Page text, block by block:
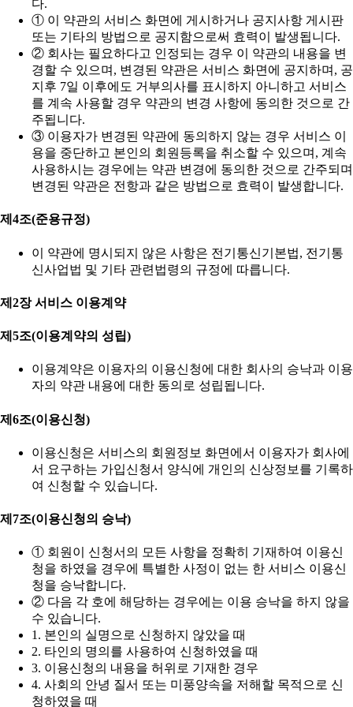
다.
① 이 약관의 서비스 화면에 게시하거나 공지사항 게시판
또는 기타의 방법으로 공지함으로써 효력이 발생됩니다.
② 회사는 필요하다고 인정되는 경우 이 약관의 내용을 변
경할 수 있으며, 변경된 약관은 서비스 화면에 공지하며, 공
지후 7일 이후에도 거부의사를 표시하지 아니하고 서비스
를 계속 사용할 경우 약관의 변경 사항에 동의한 것으로 간
주됩니다.
③ 이용자가 변경된 약관에 동의하지 않는 경우 서비스 이
용을 중단하고 본인의 회원등록을 취소할 수 있으며, 계속
사용하시는 경우에는 약관 변경에 동의한 것으로 간주되며
변경된 약관은 전항과 같은 방법으로 효력이 발생합니다.
제4조(준용규정)
이 약관에 명시되지 않은 사항은 전기통신기본법, 전기통
신사업법 및 기타 관련법령의 규정에 따릅니다.
제2장 서비스 이용계약
제5조(이용계약의 성립)
이용계약은 이용자의 이용신청에 대한 회사의 승낙과 이용
자의 약관 내용에 대한 동의로 성립됩니다.
제6조(이용신청)
이용신청은 서비스의 회원정보 화면에서 이용자가 회사에
서 요구하는 가입신청서 양식에 개인의 신상정보를 기록하
여 신청할 수 있습니다.
제7조(이용신청의 승낙)
① 회원이 신청서의 모든 사항을 정확히 기재하여 이용신
청을 하였을 경우에 특별한 사정이 없는 한 서비스 이용신
청을 승낙합니다.
② 다음 각 호에 해당하는 경우에는 이용 승낙을 하지 않을
수 있습니다.
1. 본인의 실명으로 신청하지 않았을 때
2. 타인의 명의를 사용하여 신청하였을 때
3. 이용신청의 내용을 허위로 기재한 경우
4. 사회의 안녕 질서 또는 미풍양속을 저해할 목적으로 신
청하였을 때